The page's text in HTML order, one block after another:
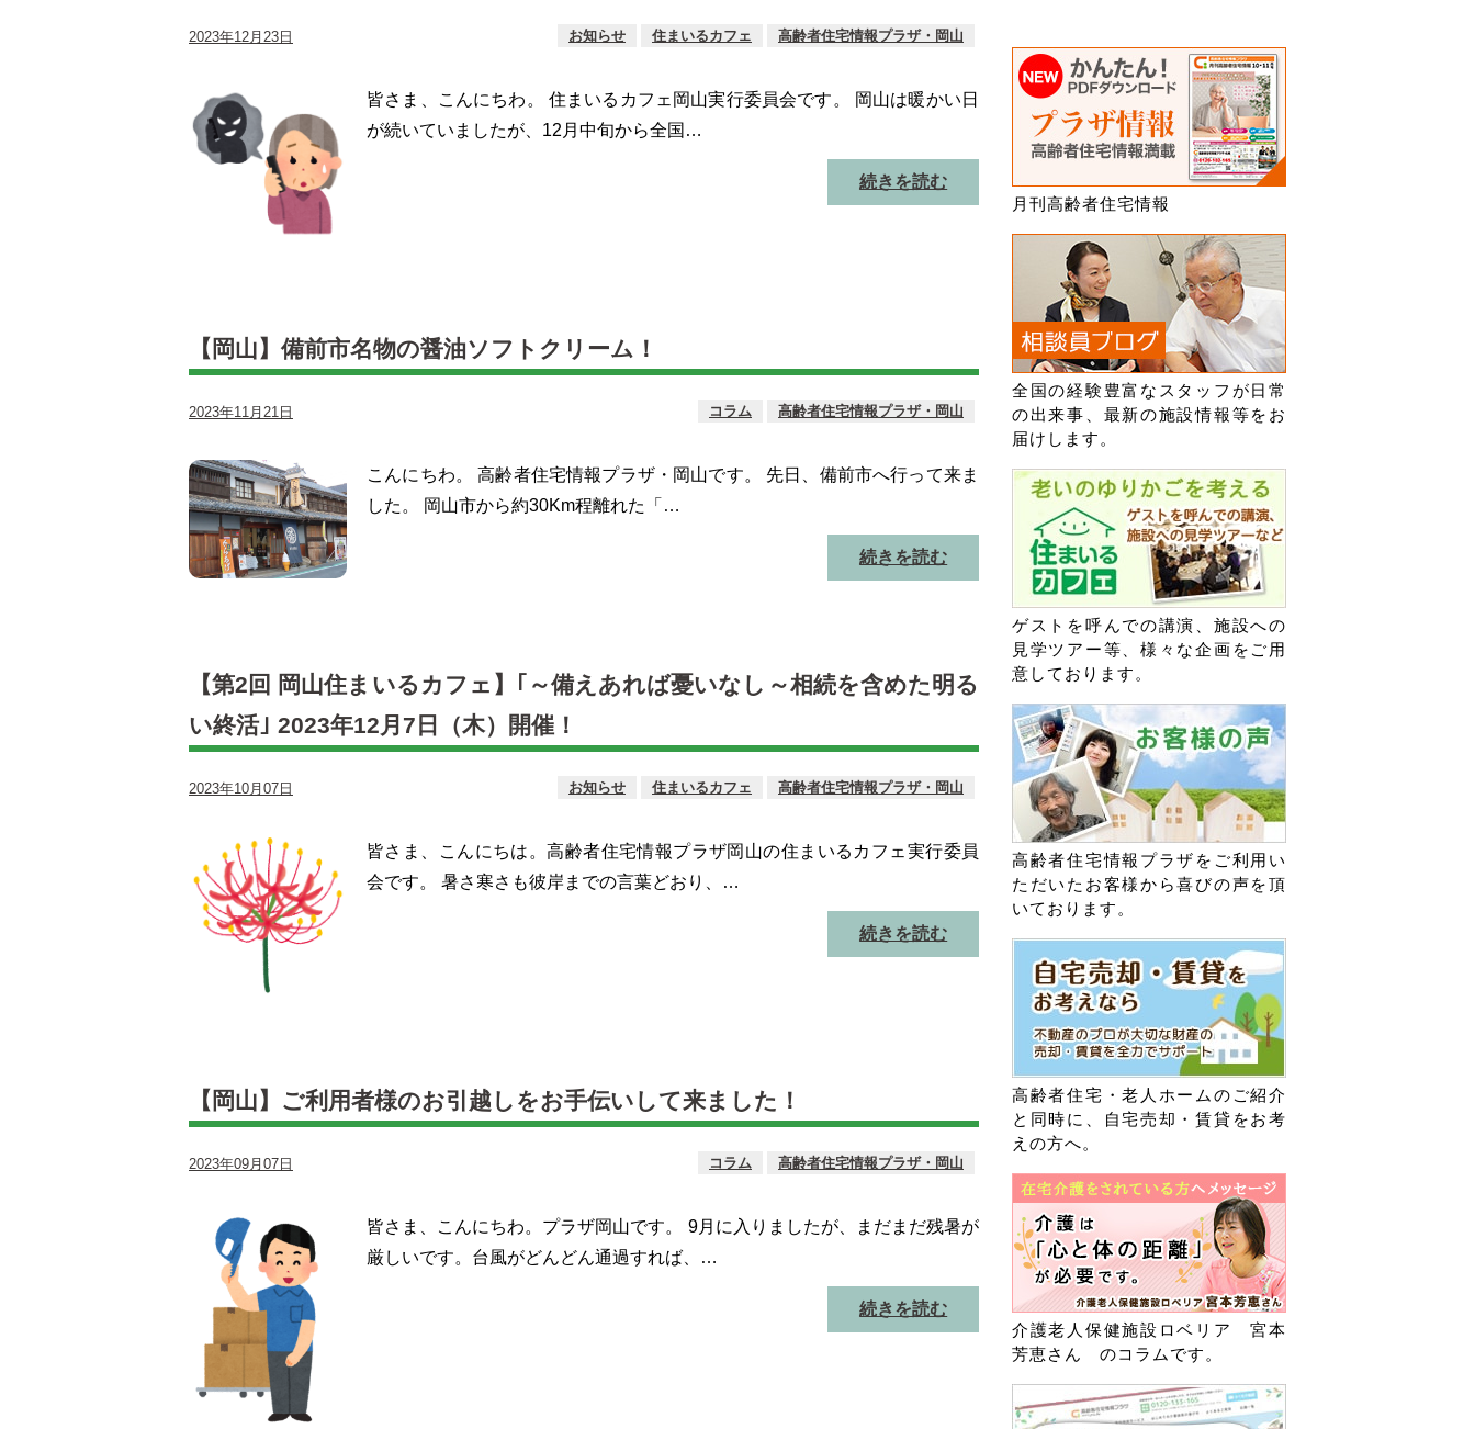
2023年12月23日 お知らせ 住まいるカフェ 高齢者住宅情報プラザ・岡山
皆さま、こんにちわ。 住まいるカフェ岡山実行委員会です。 岡山は暖かい日
が続いていましたが、12月中旬から全国…
続きを読む
【岡山】備前市名物の醤油ソフトクリーム！
2023年11月21日 コラム 高齢者住宅情報プラザ・岡山
こんにちわ。 高齢者住宅情報プラザ・岡山です。 先日、備前市へ行って来ま
した。 岡山市から約30Km程離れた「…
続きを読む
【第2回 岡山住まいるカフェ】｢～備えあれば憂いなし～相続を含めた明る
い終活｣ 2023年12月7日（木）開催！
2023年10月07日 お知らせ 住まいるカフェ 高齢者住宅情報プラザ・岡山
皆さま、こんにちは。高齢者住宅情報プラザ岡山の住まいるカフェ実行委員
会です。 暑さ寒さも彼岸までの言葉どおり、…
続きを読む
【岡山】ご利用者様のお引越しをお手伝いして来ました！
2023年09月07日 コラム 高齢者住宅情報プラザ・岡山
皆さま、こんにちわ。プラザ岡山です。 9月に入りましたが、まだまだ残暑が
厳しいです。台風がどんどん通過すれば、…
続きを読む
月刊高齢者住宅情報
全国の経験豊富なスタッフが日常
の出来事、最新の施設情報等をお
届けします。
ゲストを呼んでの講演、施設への
見学ツアー等、様々な企画をご用
意しております。
高齢者住宅情報プラザをご利用い
ただいたお客様から喜びの声を頂
いております。
高齢者住宅・老人ホームのご紹介
と同時に、自宅売却・賃貸をお考
えの方へ。
介護老人保健施設ロベリア 宮本
芳恵さん のコラムです。